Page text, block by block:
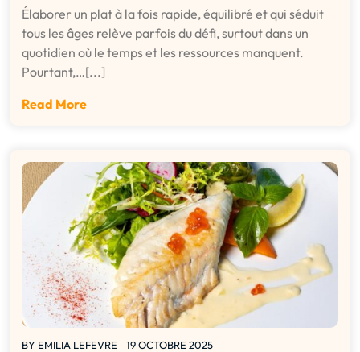
Élaborer un plat à la fois rapide, équilibré et qui séduit
tous les âges relève parfois du défi, surtout dans un
quotidien où le temps et les ressources manquent.
Pourtant,…[...]
Read More
BY EMILIA LEFEVRE 19 OCTOBRE 2025